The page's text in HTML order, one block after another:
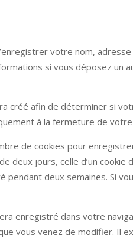
votre nom,
si vous déposez un
créé afin de déterminer si
à la fermeture de
de cookies pour
jours, celle d’un cookie
pendant deux semaines. Si
enregistré dans votre
vous venez de modifier. Il